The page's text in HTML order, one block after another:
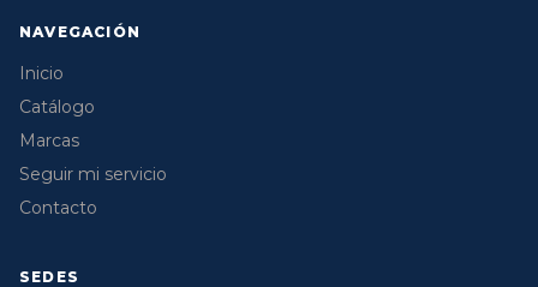
NAVEGACIÓN
Inicio
Catálogo
Marcas
Seguir mi servicio
Contacto
SEDES